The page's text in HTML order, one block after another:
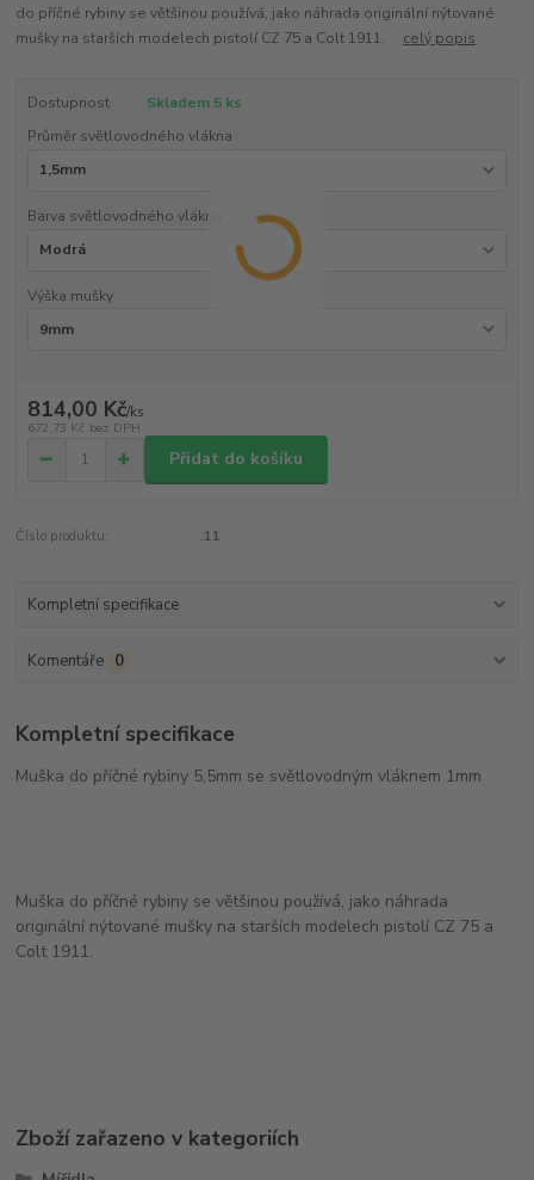
do příčné rybiny se většinou používá, jako náhrada originální nýtované
mušky na starších modelech pistolí CZ 75 a Colt 1911. celý popis
Dostupnost
Skladem 5 ks
Průměr světlovodného vlákna
Barva světlovodného vlákna
Výška mušky
814,00 Kč/ks
672,73 Kč bez DPH
Přidat do košíku
Číslo produktu: .11
Kompletní specifikace
Komentáře 0
Kompletní specifikace
Muška do příčné rybiny 5,5mm se světlovodným vláknem 1mm
Muška do příčné rybiny se většinou používá, jako náhrada
originální nýtované mušky na starších modelech pistolí CZ 75 a
Colt 1911.
Zboží zařazeno v kategoriích